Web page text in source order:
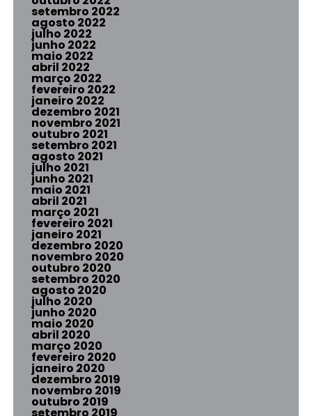
setembro 2022
agosto 2022
julho 2022
junho 2022
maio 2022
abril 2022
março 2022
fevereiro 2022
janeiro 2022
dezembro 2021
novembro 2021
outubro 2021
setembro 2021
agosto 2021
julho 2021
junho 2021
maio 2021
abril 2021
março 2021
fevereiro 2021
janeiro 2021
dezembro 2020
novembro 2020
outubro 2020
setembro 2020
agosto 2020
julho 2020
junho 2020
maio 2020
abril 2020
março 2020
fevereiro 2020
janeiro 2020
dezembro 2019
novembro 2019
outubro 2019
setembro 2019